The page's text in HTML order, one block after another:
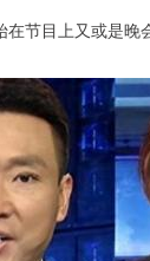
节目上又或是晚